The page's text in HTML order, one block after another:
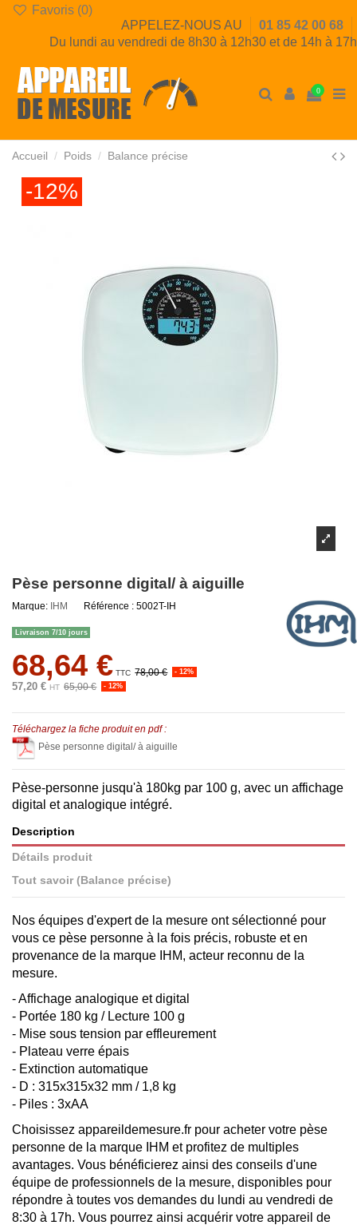
Favoris (0)
APPELEZ-NOUS AU
01 85 42 00 68
Du lundi au vendredi de 8h30 à 12h30 et de 14h à 17h
0
Accueil Poids Balance précise
-12%
Pèse personne digital/ à aiguille
Marque: IHM Référence : 5002T-IH
Livraison 7/10 jours
68,64 € TTC 78,00 € - 12%
57,20 € HT 65,00 € - 12%
Téléchargez la fiche produit en pdf :
Pèse personne digital/ à aiguille
Pèse-personne jusqu'à 180kg par 100 g, avec un affichage
digital et analogique intégré.
Description
Détails produit
Tout savoir (Balance précise)
Nos équipes d'expert de la mesure ont sélectionné pour
vous ce pèse personne à la fois précis, robuste et en
provenance de la marque IHM, acteur reconnu de la
mesure.
- Affichage analogique et digital
- Portée 180 kg / Lecture 100 g
- Mise sous tension par effleurement
- Plateau verre épais
- Extinction automatique
- D : 315x315x32 mm / 1,8 kg
- Piles : 3xAA
Choisissez appareildemesure.fr pour acheter votre pèse
personne de la marque IHM et profitez de multiples
avantages. Vous bénéficierez ainsi des conseils d'une
équipe de professionnels de la mesure, disponibles pour
répondre à toutes vos demandes du lundi au vendredi de
8:30 à 17h. Vous pourrez ainsi acquérir votre appareil de